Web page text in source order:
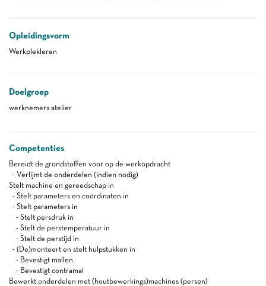
Opleidingsvorm
Werkplekleren
Doelgroep
werknemers atelier
Competenties
Bereidt de grondstoffen voor op de werkopdracht
- Verlijmt de onderdelen (indien nodig)
Stelt machine en gereedschap in
- Stelt parameters en coördinaten in
- Stelt parameters in
- Stelt persdruk in
- Stelt de perstemperatuur in
- Stelt de perstijd in
- (De)monteert en stelt hulpstukken in
- Bevestigt mallen
- Bevestigt contramal
Bewerkt onderdelen met (houtbewerkings)machines (persen)